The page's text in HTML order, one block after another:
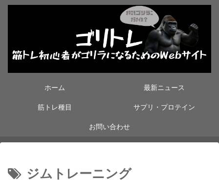
ホーム 最新ニュース
筋トレ種目 サプリ・プロテイン
お問い合わせ
ジムトレーニング